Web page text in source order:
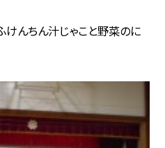
けんちん汁じゃこと野菜のに